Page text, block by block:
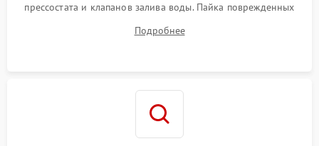
прессостата и клапанов залива воды. Пайка поврежденных
Восстановление целостности проводки и контактов.
Подробнее